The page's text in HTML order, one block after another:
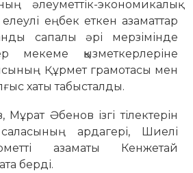
әлеуметтік-экономикалық
еңбек еткен азаматтар
сапалы әрі мерзімінде
мекеме қызметкерлеріне
Құрмет грамотасы мен
хаты табысталды.
Әбенов ізгі тілектерін
саласының ардагері, Шиелі
азаматы Кенжетай
берді.